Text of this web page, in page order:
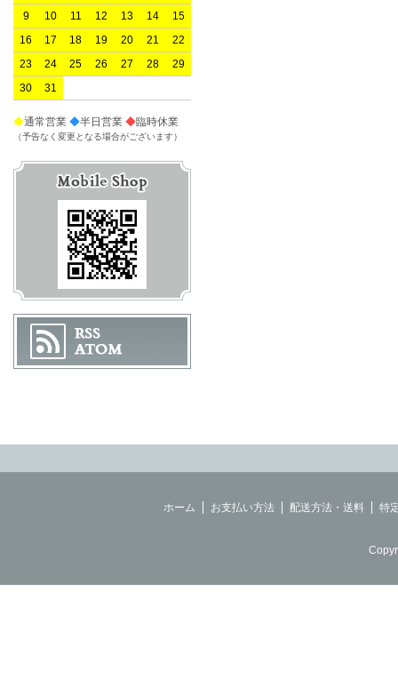
9
10 11 12 13 14
15
16
17 18 19 20 21
22
23
24 25 26 27 28
29
30
31
◆通常営業 ◆半日営業 ◆臨時休業
（予告なく変更となる場合がございます）
ホーム お支払い方法 配送方法・送料 特